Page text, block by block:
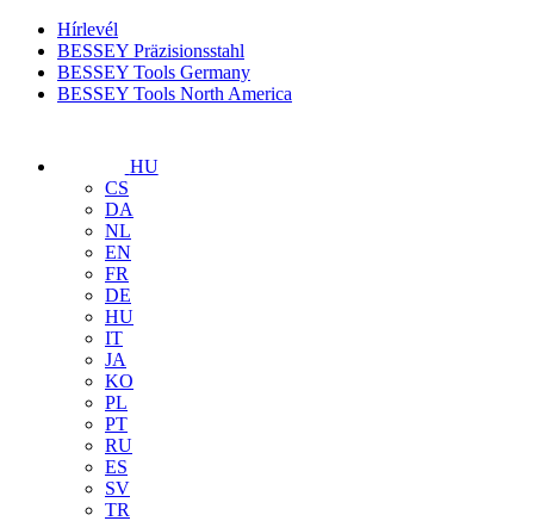
Hírlevél
BESSEY Präzisionsstahl
BESSEY Tools Germany
BESSEY Tools North America
HU
CS
DA
NL
EN
FR
DE
HU
IT
JA
KO
PL
PT
RU
ES
SV
TR